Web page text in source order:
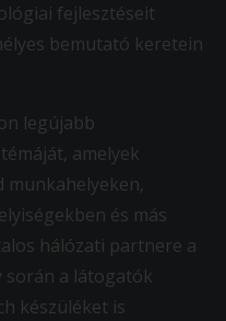
fejlesztéseit
bemutató keretein
legújabb
amelyek
munkahelyeken,
és más
hálózati partnere a
során a látogatók
készüléket is